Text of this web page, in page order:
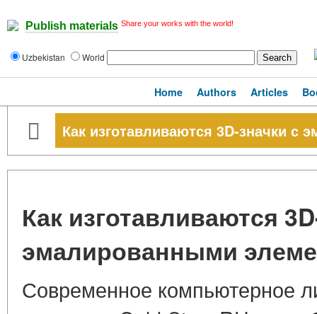
Publish materials Share your works with the world!
Uzbekistan World
Home Authors Articles
Как изготавливаются 3D-значки
Как изготавливаются
эмалированными
Современное компьютерное